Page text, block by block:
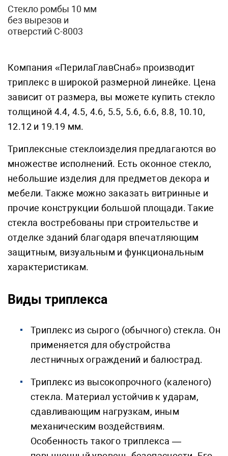
Стекло ромбы 10 мм
без вырезов и
отверстий С-8003
Компания «ПерилаГлавСнаб» производит
триплекс в широкой размерной линейке. Цена
зависит от размера, вы можете купить стекло
толщиной 4.4, 4.5, 4.6, 5.5, 5.6, 6.6, 8.8, 10.10,
12.12 и 19.19 мм.
Триплексные стеклоизделия предлагаются во
множестве исполнений. Есть оконное стекло,
небольшие изделия для предметов декора и
мебели. Также можно заказать витринные и
прочие конструкции большой площади. Такие
стекла востребованы при строительстве и
отделке зданий благодаря впечатляющим
защитным, визуальным и функциональным
характеристикам.
Виды триплекса
Триплекс из сырого (обычного) стекла. Он
применяется для обустройства
лестничных ограждений и балюстрад.
Триплекс из высокопрочного (каленого)
стекла. Материал устойчив к ударам,
сдавливающим нагрузкам, иным
механическим воздействиям.
Особенность такого триплекса —